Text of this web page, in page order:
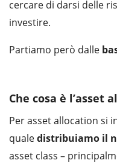
cercare di darsi delle
investire.
Partiamo però dalle
Che cosa è l’asset
Per asset allocation si
qualedistribuiamo il
asset class –